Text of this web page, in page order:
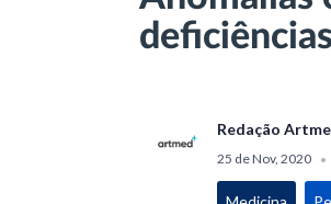
Redação
25 de Nov, 2020 •